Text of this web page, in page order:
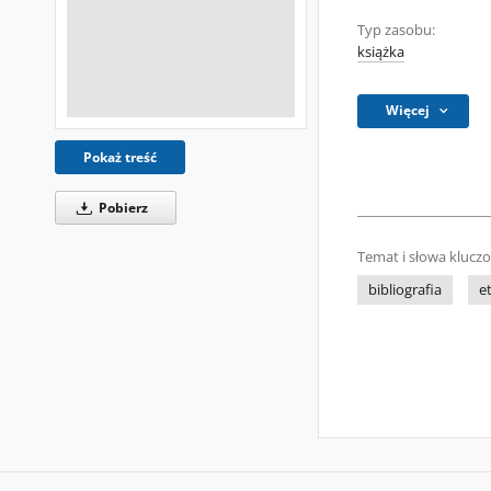
Pokaż treść
Pobierz
Typ zasobu:
książka
Więcej
Temat i słowa
bibliografia